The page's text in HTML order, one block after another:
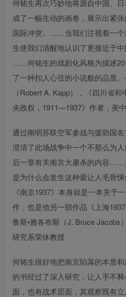
何铭生再次巧妙地将源自中国、
成了一幅生动的画卷，展示出紧
国际冲突。……当我们注视着一个
生使我们清醒地认识了更接近于中
……何铭生的戏剧化风格为描述
了一种扣人心弦的小说般的品质
（Robert A. Kapp），《四川省
央政权，1911—1937》作者，美
通过阐明苏联空军参战与援助国
澄清了此场战争中一个不那么为
后一章有关南京大屠杀的内容……
是为什么会发生这种最让人毛骨悚
《南京1937》本身就是一本关于
作，也是他另一部作品《上海
鲁斯•雅各布斯（J. Bruce Jacobs
研究系荣休教授
何铭生很好地把南京陷落的本质
的书经过了深入研究，让人手不
面，也有战术层面，其观察既有